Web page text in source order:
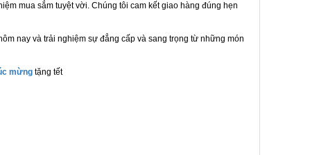
mua sắm tuyệt vời. Chúng tôi cam kết giao hàng đúng hẹn
nay và trải nghiệm sự đẳng cấp và sang trọng từ những món
mừng tặng tết